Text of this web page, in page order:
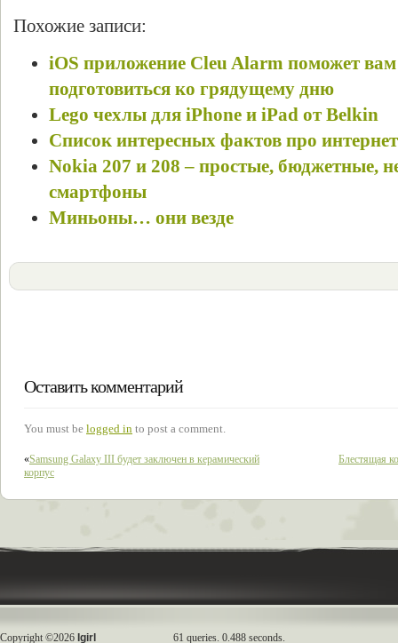
Похожие записи:
iOS приложение Cleu Alarm поможет вам
подготовиться ко грядущему дню
Lego чехлы для iPhone и iPad от Belkin
Список интересных фактов про интернет
Nokia 207 и 208 – простые, бюджетные,
смартфоны
Миньоны… они везде
Оставить комментарий
You must be logged in to post a comment.
«Samsung Galaxy III будет заключен в керамический
корпус
Блестящая
Copyright ©2026 Igirl 61 queries. 0.488 seconds.